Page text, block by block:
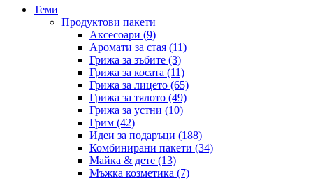
Теми
Продуктови пакети
Аксесоари (9)
Аромати за стая (11)
Грижа за зъбите (3)
Грижа за косата (11)
Грижа за лицето (65)
Грижа за тялото (49)
Грижа за устни (10)
Грим (42)
Идеи за подаръци (188)
Комбинирани пакети (34)
Майка & дете (13)
Мъжка козметика (7)